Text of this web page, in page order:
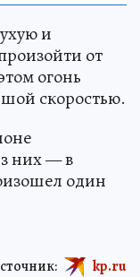
и
от
огонь
скоростью.
них — в
один
kp.ru